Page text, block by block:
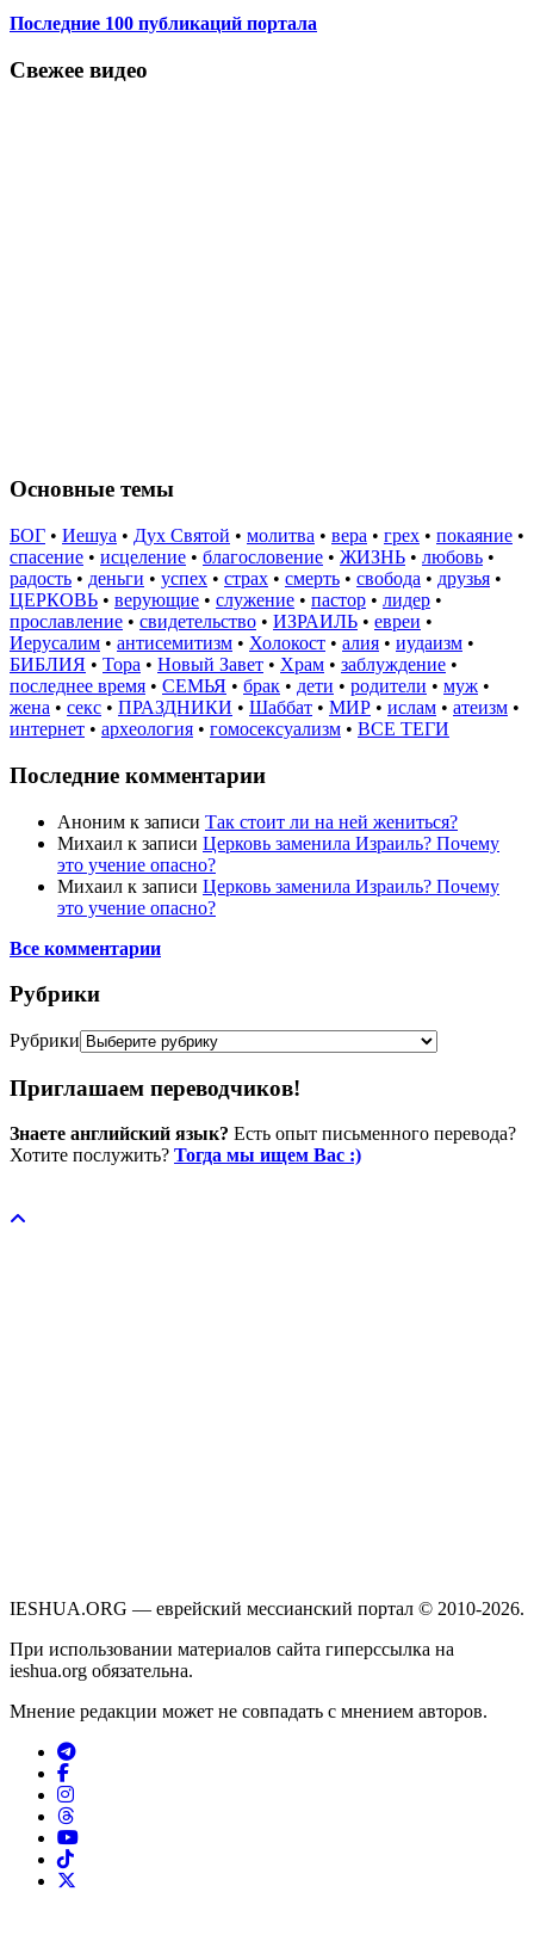
Последние 100 публикаций портала
Свежее видео
Основные темы
БОГ • Иешуа • Дух Святой • молитва • вера • грех • покаяние •
спасение • исцеление • благословение • ЖИЗНЬ • любовь •
радость • деньги • успех • страх • смерть • свобода • друзья •
ЦЕРКОВЬ • верующие • служение • пастор • лидер •
прославление • свидетельство • ИЗРАИЛЬ • евреи •
Иерусалим • антисемитизм • Холокост • алия • иудаизм •
БИБЛИЯ • Тора • Новый Завет • Храм • заблуждение •
последнее время • СЕМЬЯ • брак • дети • родители • муж •
жена • секс • ПРАЗДНИКИ • Шаббат • МИР • ислам • атеизм •
интернет • археология • гомосексуализм • ВСЕ ТЕГИ
Последние комментарии
Аноним к записи Так стоит ли на ней жениться?
Михаил к записи Церковь заменила Израиль? Почему
это учение опасно?
Михаил к записи Церковь заменила Израиль? Почему
это учение опасно?
Все комментарии
Рубрики
Рубрики
Приглашаем переводчиков!
Знаете английский язык? Есть опыт письменного перевода?
Хотите послужить? Тогда мы ищем Вас :)
IESHUA.ORG — еврейский мессианский портал © 2010-2026.
При использовании материалов сайта гиперссылка на
ieshua.org обязательна.
Мнение редакции может не совпадать с мнением авторов.